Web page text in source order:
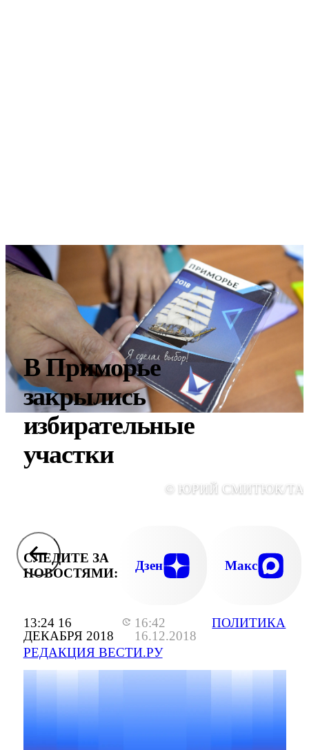
13:24 16
ДЕКАБРЯ 2018
16:42
16.12.2018
РЕДАКЦИЯ ВЕСТИ.РУ
ПОЛИТИКА
В Приморье
закрылись
избирательные
участки
© ЮРИЙ СМИТЮК/
СЛЕДИТЕ ЗА
НОВОСТЯМИ:
Дзен Макс